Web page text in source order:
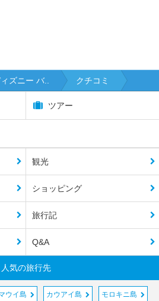
ズニー バ.. クチコミ
ツアー
観光
ショッピング
旅行記
Q&A
人気の旅行先
ウイ島 カウアイ島 モロキニ島